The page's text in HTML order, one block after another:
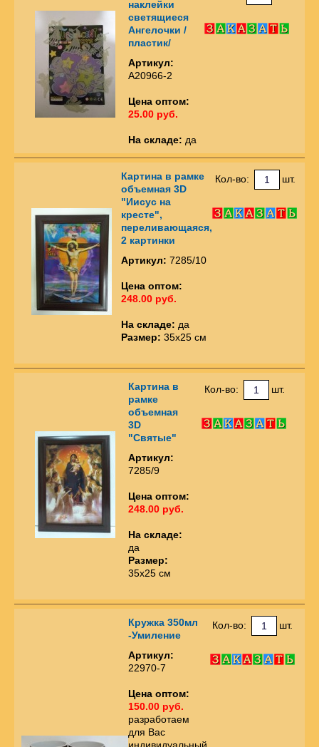
наклейки
светящиеся
Ангелочки /
пластик/
Артикул:
А20966-2
Цена оптом:
25.00 руб.
На складе: да
Картина в рамке
объемная 3D
"Иисус на
кресте",
переливающаяся,
2 картинки
Артикул: 7285/10
Цена оптом:
248.00 руб.
На складе: да
Размер: 35х25 см
Кол-во: шт.
Картина в
рамке
объемная
3D
"Святые"
Артикул:
7285/9
Цена оптом:
248.00 руб.
На складе:
да
Размер:
35х25 см
Кол-во: шт.
Кружка 350мл
-Умиление
Артикул:
22970-7
Цена оптом:
150.00 руб.
разработаем
для Вас
Кол-во: шт.